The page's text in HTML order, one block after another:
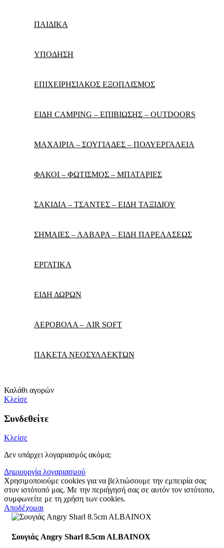
ΠΑΙΔΙΚΑ
ΥΠΟΔΗΣΗ
ΕΠΙΧΕΙΡΗΣΙΑΚΟΣ ΕΞΟΠΛΙΣΜΟΣ
ΕΙΔΗ CAMPING – ΕΠΙΒΙΩΣΗΣ – OUTDOORS
ΜΑΧΑΙΡΙΑ – ΣΟΥΓΙΑΔΕΣ – ΠΟΛΥΕΡΓΑΛΕΙΑ
ΦΑΚΟΙ – ΦΩΤΙΣΜΟΣ – ΜΠΑΤΑΡΙΕΣ
ΣΑΚΙΔΙΑ – ΤΣΑΝΤΕΣ – ΕΙΔΗ ΤΑΞΙΔΙΟΥ
ΣΗΜΑΙΕΣ – ΛΑΒΑΡΑ – ΕΙΔΗ ΠΑΡΕΛΑΣΕΩΣ
ΕΡΓΑΤΙΚΑ
ΕΙΔΗ ΔΩΡΩΝ
ΑΕΡΟΒΟΛΑ – AIR SOFT
ΠΑΚΕΤΑ ΝΕΟΣΥΛΛΕΚΤΩΝ
Καλάθι αγορών
Κλείσε
Συνδεθείτε
Κλείσε
Δεν υπάρχει λογαριασμός ακόμα;
Δημιουργία λογαριασμού
Χρησιμοποιούμε cookies για να βελτιώσουμε την εμπειρία σας
στον ιστότοπό μας. Με την περιήγησή σας σε αυτόν τον ιστότοπο,
συμφωνείτε με τη χρήση των cookies.
Αποδέχομαι
Σουγιάς Angry Sharl 8.5cm ALBAINOX